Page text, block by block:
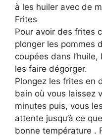
à les huiler avec de
Frites
Pour avoir des frites
plonger les pommes
coupées dans
les faire dégorger.
Plongez les frites en
bain où vous laissez
minutes puis, vous
attente jusqu’à ce
bonne température .